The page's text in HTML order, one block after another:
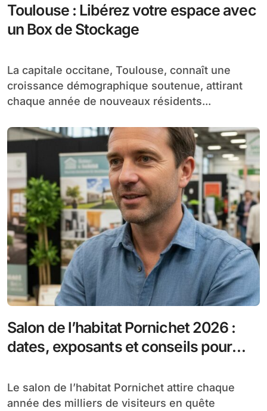
Toulouse : Libérez votre espace avec
un Box de Stockage
La capitale occitane, Toulouse, connaît une
croissance démographique soutenue, attirant
chaque année de nouveaux résidents...
Salon de l’habitat Pornichet 2026 :
dates, exposants et conseils pour
Le salon de l’habitat Pornichet attire chaque
année des milliers de visiteurs en quête